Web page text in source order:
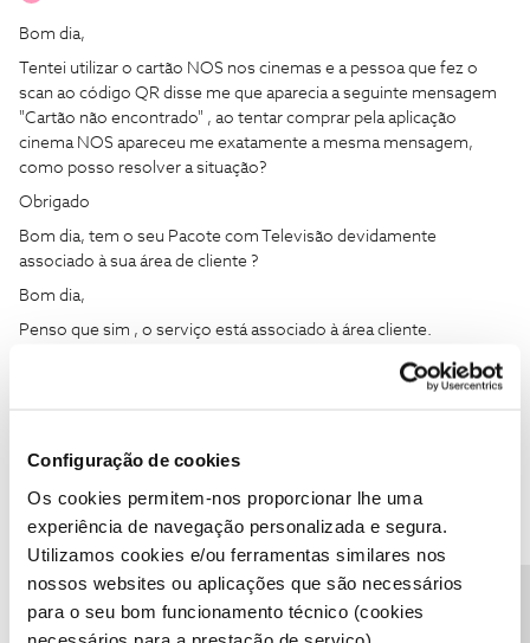
Configuração de cookies
Os cookies permitem-nos proporcionar lhe uma
experiência de navegação personalizada e segura.
Utilizamos cookies e/ou ferramentas similares nos
nossos websites ou aplicações que são necessários
para o seu bom funcionamento técnico (cookies
necessários para a prestação de serviço).
Bom dia,
Tentei utilizar o cartão NOS nos cinemas e a pessoa que fez o
scan ao código QR disse me que aparecia a seguinte mensagem
"Cartão não encontrado" , ao tentar comprar pela aplicação
cinema NOS apareceu me exatamente a mesma mensagem,
como posso resolver a situação?
Obrigado
Bom dia, tem o seu Pacote com Televisão devidamente
associado à sua área de cliente ?
Bom dia,
Penso que sim , o serviço está associado à área cliente.
Jose Rodrigues Forum|Forum|3 years ago
Bom dia @Micael Guedes,
@Jose Rodrigues
deu uma boa ajuda.